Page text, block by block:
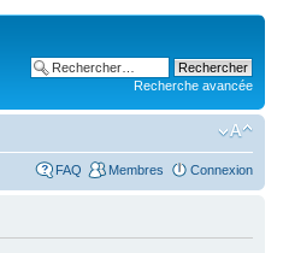
Recherche avancée
FAQ Membres Connexion